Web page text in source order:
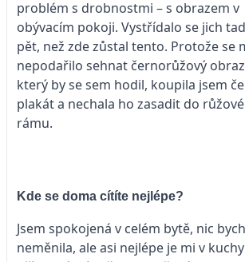
problém s drobnostmi – s obrazem v
obývacím pokoji. Vystřídalo se jich
pět, než zde zůstal tento. Protože se
nepodařilo sehnat černorůžový
který by se sem hodil, koupila jsem
plakát a nechala ho zasadit do
rámu.
Kde se doma cítíte nejlépe?
Jsem spokojená v celém bytě, nic bych
neměnila, ale asi nejlépe je mi v